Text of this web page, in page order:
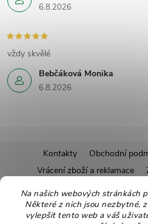
Na našich webových stránkách
Některé z nich jsou nezbytné,
vylepšit tento web a váš
6.8.2026
Bebčáková Monika
6.8.2026
vždy skvělé
á
Kontakty Obchodní
Vrácení zboží a reklamace
Pravidla soutěží
Pro nové dodavatele